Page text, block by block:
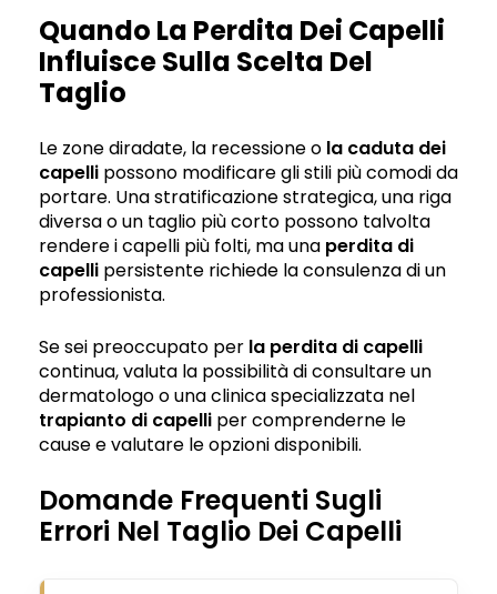
Quando La Perdita Dei Capelli
Influisce Sulla Scelta Del
Taglio
Le zone diradate, la recessione o la caduta dei
capelli possono modificare gli stili più comodi da
portare. Una stratificazione strategica, una riga
diversa o un taglio più corto possono talvolta
rendere i capelli più folti, ma una perdita di
capelli persistente richiede la consulenza di un
professionista.
Se sei preoccupato per la perdita di capelli
continua, valuta la possibilità di consultare un
dermatologo o una clinica specializzata nel
trapianto di capelli per comprenderne le
cause e valutare le opzioni disponibili.
Domande Frequenti Sugli
Errori Nel Taglio Dei Capelli